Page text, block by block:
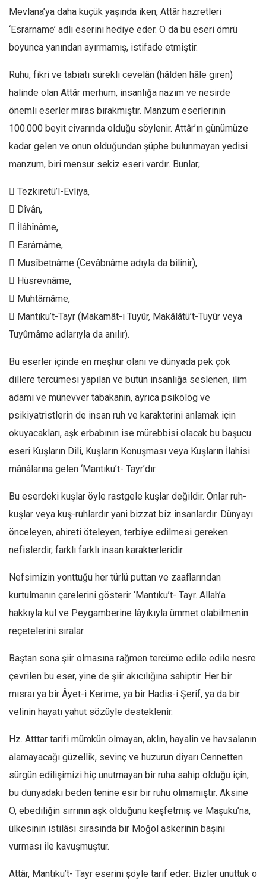
Asya
Afrika
Tarih
Düşünce
Dosyalar
Mevlana’ya daha küçük yaşında iken, Attâr hazretleri
‘Esrarname’ adlı eserini hediye eder. O da bu eseri ömrü
boyunca yanından ayırmamış, istifade etmiştir.
Ruhu, fikri ve tabiatı sürekli cevelân (hâlden hâle giren)
halinde olan Attâr merhum, insanlığa nazım ve nesirde
önemli eserler miras bırakmıştır. Manzum eserlerinin
100.000 beyit civarında olduğu söylenir. Attâr’ın günümüze
kadar gelen ve onun olduğundan şüphe bulunmayan yedisi
manzum, biri mensur sekiz eseri vardır. Bunlar;
 Tezkiretü’l-Evliya,
 Dîvân,
 İlâhînâme,
 Esrârnâme,
 Musîbetnâme (Cevâbnâme adıyla da bilinir),
 Hüsrevnâme,
 Muhtârnâme,
 Mantıku’t-Tayr (Makamât-ı Tuyûr, Makâlâtü’t-Tuyûr veya
Tuyûrnâme adlarıyla da anılır).
Bu eserler içinde en meşhur olanı ve dünyada pek çok
dillere tercümesi yapılan ve bütün insanlığa seslenen, ilim
adamı ve münevver tabakanın, ayrıca psikolog ve
psikiyatristlerin de insan ruh ve karakterini anlamak için
okuyacakları, aşk erbabının ise mürebbisi olacak bu başucu
eseri Kuşların Dili, Kuşların Konuşması veya Kuşların İlahisi
mânâlarına gelen ‘Mantıku’t- Tayr’dır.
Bu eserdeki kuşlar öyle rastgele kuşlar değildir. Onlar ruh-
kuşlar veya kuş-ruhlardır yani bizzat biz insanlardır. Dünyayı
önceleyen, ahireti öteleyen, terbiye edilmesi gereken
nefislerdir, farklı farklı insan karakterleridir.
Nefsimizin yonttuğu her türlü puttan ve zaaflarından
kurtulmanın çarelerini gösterir ‘Mantıku’t- Tayr. Allah’a
hakkıyla kul ve Peygamberine lâyıkıyla ümmet olabilmenin
reçetelerini sıralar.
Baştan sona şiir olmasına rağmen tercüme edile edile nesre
çevrilen bu eser, yine de şiir akıcılığına sahiptir. Her bir
mısraı ya bir Âyet-i Kerime, ya bir Hadis-i Şerif, ya da bir
velinin hayatı yahut sözüyle desteklenir.
Hz. Atttar tarifi mümkün olmayan, aklın, hayalin ve havsalanın
alamayacağı güzellik, sevinç ve huzurun diyarı Cennetten
sürgün edilişimizi hiç unutmayan bir ruha sahip olduğu için,
bu dünyadaki beden tenine esir bir ruhu olmamıştır. Aksine
O, ebediliğin sırrının aşk olduğunu keşfetmiş ve Maşuku’na,
ülkesinin istilâsı sırasında bir Moğol askerinin başını
vurması ile kavuşmuştur.
Attâr, Mantıku’t- Tayr eserini şöyle tarif eder: Bizler unuttuk o